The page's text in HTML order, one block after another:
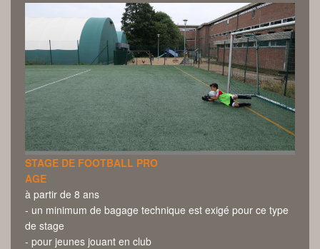
STAGE DE FOOTBALL PRO
AGE
à partir de 8 ans
- un minimum de bagage technique est exigé pour ce type
de stage
- pour jeunes jouant en club